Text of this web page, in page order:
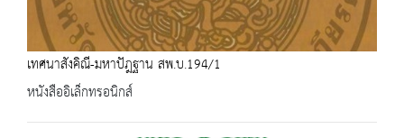
เทศนาสังคิณี-มหาปัฎฐาน สพ.บ.194/1
หนังสืออิเล็กทรอนิกส์